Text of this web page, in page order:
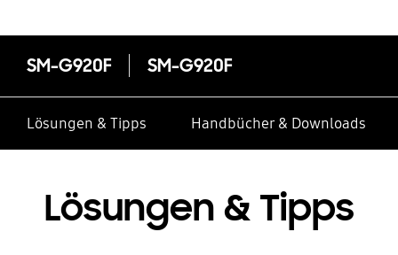
SM-G920F SM-G920F
Lösungen & Tipps Handbücher & Downloads
Lösungen & Tipps